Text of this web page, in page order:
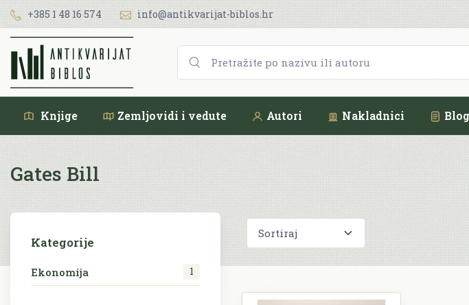
+385 1 48 16 574 info@antikvarijat-biblos.hr
Knjige Zemljovidi i vedute Autori Nakladnici Blog
Gates Bill
Kategorije
Ekonomija 1